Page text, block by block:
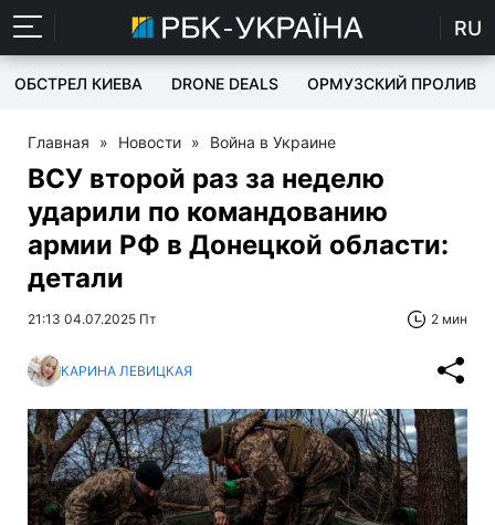
RU
ОБСТРЕЛ КИЕВА DRONE DEALS ОРМУЗСКИЙ ПРОЛИВ
Главная » Новости » Война в Украине
ВСУ второй раз за неделю
ударили по командованию
армии РФ в Донецкой области:
детали
21:13 04.07.2025 Пт 2 мин
КАРИНА ЛЕВИЦКАЯ